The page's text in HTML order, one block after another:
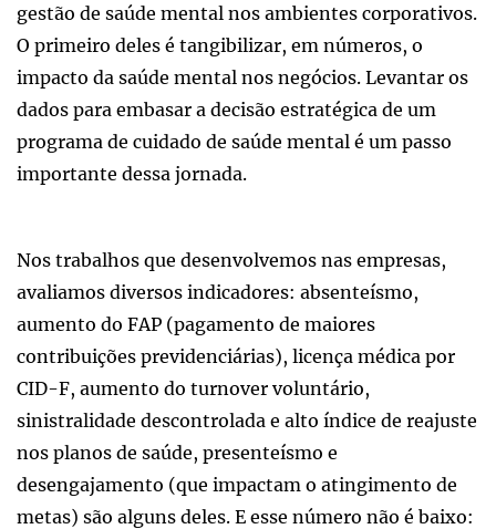
gestão de saúde mental nos ambientes corporativos.
O primeiro deles é tangibilizar, em números, o
impacto da saúde mental nos negócios. Levantar os
dados para embasar a decisão estratégica de um
programa de cuidado de saúde mental é um passo
importante dessa jornada.
Nos trabalhos que desenvolvemos nas empresas,
avaliamos diversos indicadores: absenteísmo,
aumento do FAP (pagamento de maiores
contribuições previdenciárias), licença médica por
CID-F, aumento do turnover voluntário,
sinistralidade descontrolada e alto índice de reajuste
nos planos de saúde, presenteísmo e
desengajamento (que impactam o atingimento de
metas) são alguns deles. E esse número não é baixo: